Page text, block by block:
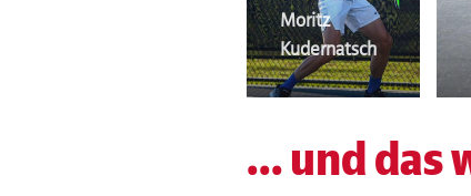
Moritz
Kudernatsch
... und das